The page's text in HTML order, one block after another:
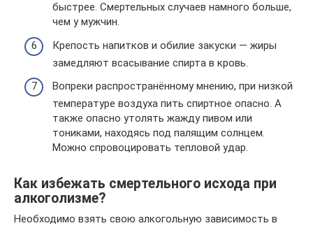
быстрее. Смертельных случаев намного больше,
чем у мужчин.
Крепость напитков и обилие закуски — жиры
замедляют всасывание спирта в кровь.
Вопреки распространённому мнению, при низкой
температуре воздуха пить спиртное опасно. А
также опасно утолять жажду пивом или
тониками, находясь под палящим солнцем.
Можно спровоцировать тепловой удар.
Как избежать смертельного исхода при
алкоголизме?
Необходимо взять свою алкогольную зависимость в